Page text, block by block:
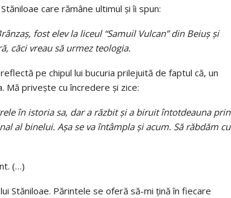
care rămâne ultimul şi îi spun:
fost elev la liceul “Samuil Vulcan” din Beiuş şi
căci vreau să urmez teologia.
pe chipul lui bucuria prilejuită de faptul că, un
Mă priveşte cu încredere şi zice:
în istoria sa, dar a răzbit şi a biruit întotdeauna prin
al binelui. Aşa se va întâmpla şi acum. Să răbdăm cu
(…)
Stăniloae. Părintele se oferă să-mi ţină în fiecare